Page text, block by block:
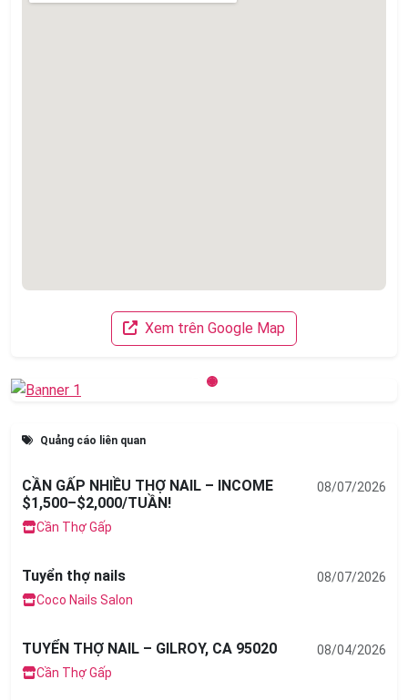
Xem trên Google Map
Previous
Quảng cáo liên quan
CẦN GẤP NHIỀU THỢ NAIL – INCOME
$1,500–$2,000/TUẦN!
Cần Thợ Gấp
08/07/2026
Tuyển thợ nails
Coco Nails Salon
08/07/2026
TUYỂN THỢ NAIL – GILROY, CA 95020
Cần Thợ Gấp
08/04/2026